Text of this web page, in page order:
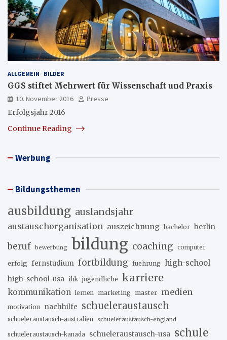
ALLGEMEIN BILDER
GGS stiftet Mehrwert für Wissenschaft und Praxis
10. November 2016
Presse
Erfolgsjahr 2016
Continue Reading
Werbung
Bildungsthemen
ausbildung auslandsjahr
austauschorganisation auszeichnung bachelor berlin
beruf bewerbung bildung coaching computer
erfolg fernstudium fortbildung fuehrung high-school
high-school-usa ihk jugendliche karriere
kommunikation lernen marketing master medien
motivation nachhilfe schueleraustausch
schueleraustausch-australien schueleraustausch-england
schueleraustausch-kanada schueleraustausch-usa schule